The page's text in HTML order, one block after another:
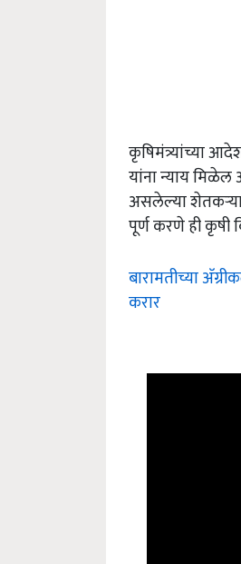
कृषिमंत्र्यांच्या
यांना न्याय
असलेल्या
पूर्ण करणे ही कृषी
बारामतीच्या
करार